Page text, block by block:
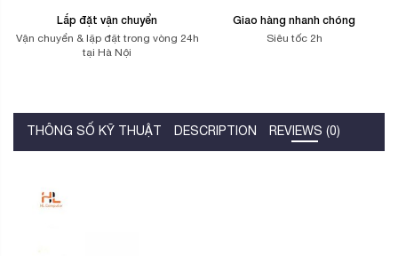
Lắp đặt vận chuyển
Vận chuyển & lặp đặt trong vòng 24h
tại Hà Nội
Giao hàng nhanh chóng
Siêu tốc 2h
THÔNG SỐ KỸ THUẬT DESCRIPTION REVIEWS (0)